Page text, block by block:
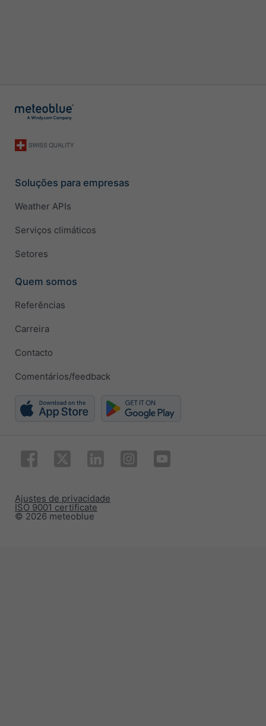
Soluções para empresas
Weather APIs
Serviços climáticos
Setores
Quem somos
Referências
Carreira
Contacto
Comentários/feedback
© 2026 meteoblue
ISO 9001 certificate
Ajustes de privacidade